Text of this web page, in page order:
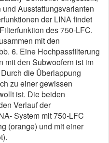
Ausstattungsvarianten
der LINA findet
des 750-LFC.
mit den
6. Eine Hochpassfilterung
mit den Subwoofern ist im
die Überlappung
zu einer gewissen
ist. Die beiden
Verlauf der
System mit 750-LFC
(orange) und mit einer